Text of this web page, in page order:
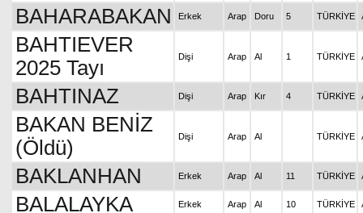
BAHARABAKAN Erkek Arap Doru 5 TÜRKİYE
BAHTIEVER
2025 Tayı
Dişi Arap Al 1 TÜRKİYE
BAHTINAZ Dişi Arap Kır 4 TÜRKİYE
BAKAN BENİZ
(Öldü)
Dişi Arap Al TÜRKİYE
BAKLANHAN Erkek Arap Al 11 TÜRKİYE
BALALAYKA Erkek Arap Al 10 TÜRKİYE